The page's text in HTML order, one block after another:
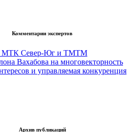
Комментарии экспертов
МТК Север-Юг и ТМТМ
Вахабова на многовекторность
и управляемая конкуренция
Архив публикаций